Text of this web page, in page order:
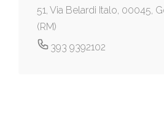
51, Via Belardi Italo, 00045,
(RM)
393 9392102